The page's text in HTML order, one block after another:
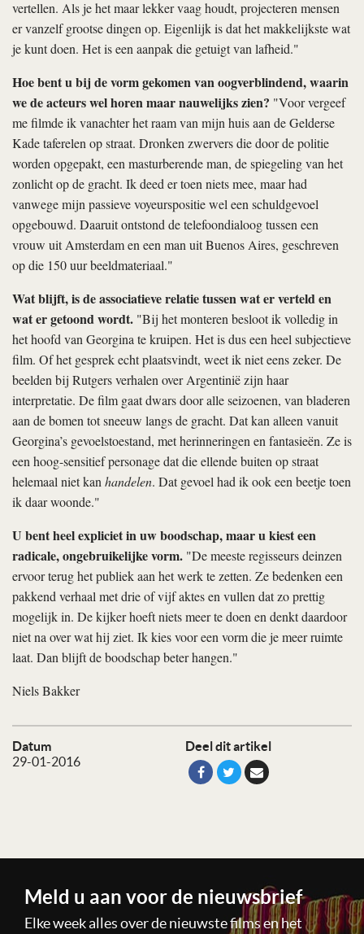
Datum
29-01-2016
Deel dit artikel
vertellen. Als je het maar lekker vaag houdt, projecteren mensen
er vanzelf grootse dingen op. Eigenlijk is dat het makkelijkste wat
je kunt doen. Het is een aanpak die getuigt van lafheid."
Hoe bent u bij de vorm gekomen vanoogverblindend, waarin
we de acteurs wel horen maar nauwelijks zien? "Voorvergeef
mefilmde ik vanachter het raam van mijn huis aan de Gelderse
Kade taferelen op straat. Dronken zwervers die door de politie
worden opgepakt, een masturberende man, de spiegeling van het
zonlicht op de gracht. Ik deed er toen niets mee, maar had
vanwege mijn passieve voyeurspositie wel een schuldgevoel
opgebouwd. Daaruit ontstond de telefoondialoog tussen een
vrouw uit Amsterdam en een man uit Buenos Aires, geschreven
op die 150 uur beeldmateriaal."
Wat blijft, is de associatieve relatie tussen wat er verteld en
wat er getoond wordt. "Bij het monteren besloot ik volledig in
het hoofd van Georgina te kruipen. Het is dus een heel subjectieve
film. Of het gesprek echt plaatsvindt, weet ik niet eens zeker. De
beelden bij Rutgers verhalen over Argentinië zijn haar
interpretatie. De film gaat dwars door alle seizoenen, van bladeren
aan de bomen tot sneeuw langs de gracht. Dat kan alleen vanuit
Georgina’s gevoelstoestand, met herinneringen en fantasieën. Ze is
een hoog-sensitief personage dat die ellende buiten op straat
helemaal niet kanhandelen. Dat gevoel had ik ook een beetje toen
ik daar woonde."
U bent heel expliciet in uw boodschap, maar u kiest een
radicale, ongebruikelijke vorm. "De meeste regisseurs deinzen
ervoor terug het publiek aan het werk te zetten. Ze bedenken een
pakkend verhaal met drie of vijf aktes en vullen dat zo prettig
mogelijk in. De kijker hoeft niets meer te doen en denkt daardoor
niet na over wat hij ziet. Ik kies voor een vorm die je meer ruimte
laat. Dan blijft de boodschap beter hangen."
Niels Bakker
Meld u aan voor de nieuwsbrief
Elke week alles over de nieuwste films en het